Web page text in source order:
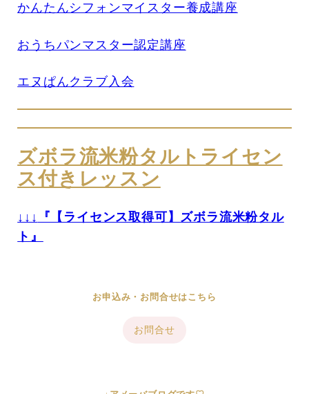
かんたんシフォンマイスター養成講座
おうちパンマスター認定講座
エヌぱんクラブ入会
ズボラ流米粉タルトライセン
ス付きレッスン
↓↓↓
『【ライセンス取得可】ズボラ流米粉タル
ト』
お申込み・お問合せはこちら
お問合せ